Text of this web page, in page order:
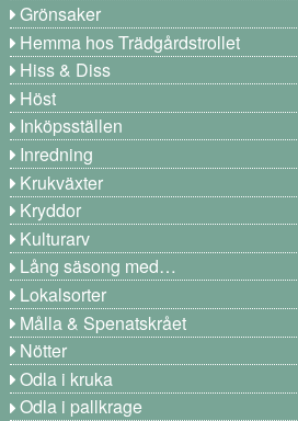
Grönsaker
Hemma hos Trädgårdstrollet
Hiss & Diss
Höst
Inköpsställen
Inredning
Krukväxter
Kryddor
Kulturarv
Lång säsong med…
Lokalsorter
Målla & Spenatskrået
Nötter
Odla i kruka
Odla i pallkrage